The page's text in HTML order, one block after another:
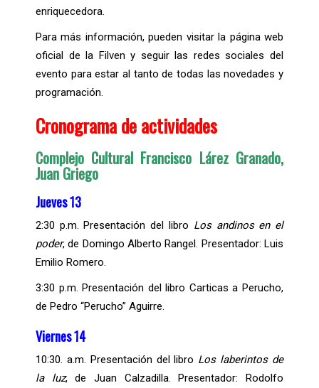
enriquecedora.
Para más información, pueden visitar la página web
oficial de la Filven y seguir las redes sociales del
evento para estar al tanto de todas las novedades y
programación.
Cronograma de actividades
Complejo Cultural Francisco Lárez Granado,
Juan Griego
Jueves 13
2:30 p.m. Presentación del libro Los andinos en el
poder, de Domingo Alberto Rangel. Presentador: Luis
Emilio Romero.
3:30 p.m. Presentación del libro Carticas a Perucho,
de Pedro “Perucho” Aguirre.
Viernes 14
10:30. a.m. Presentación del libro Los laberintos de
la luz, de Juan Calzadilla. Presentador: Rodolfo